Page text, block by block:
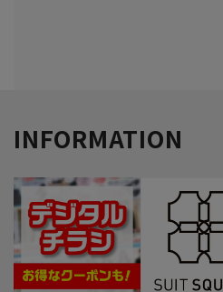
INFORMATION